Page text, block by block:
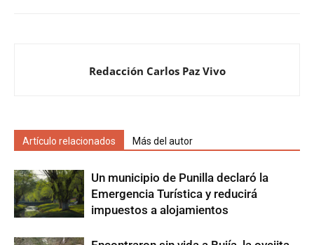
Redacción Carlos Paz Vivo
Artículo relacionados Más del autor
Un municipio de Punilla declaró la
Emergencia Turística y reducirá
impuestos a alojamientos